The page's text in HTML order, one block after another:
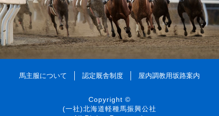
2003年05月
2003年04月
2003年01月
馬主服について 認定厩舎制度 屋内調教用坂路案内
Copyright ©
(一社)北海道軽種馬振興公社